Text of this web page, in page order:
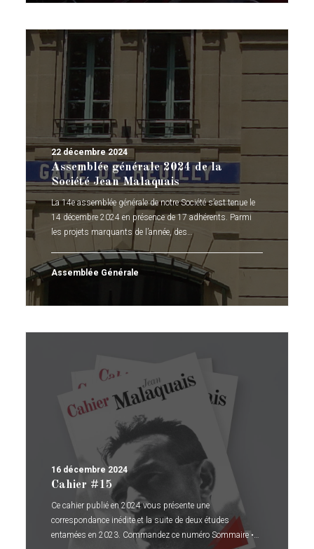
22 décembre 2024
Assemblée générale 2024 de la
Société Jean Malaquais
La 14e assemblée générale de notre Société s’est tenue le
14 décembre 2024 en présence de 17 adhérents. Parmi
les projets marquants de l’année, des…
Assemblée Générale
16 décembre 2024
Cahier #15
Ce cahier publié en 2024 vous présente une
correspondance inédite et la suite de deux études
entamées en 2023. Commandez ce numéro Sommaire •…